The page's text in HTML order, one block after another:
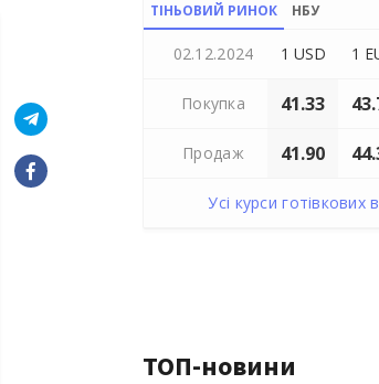
ТІНЬОВИЙ РИНОК НБУ
02.12.2024 1 USD 1
Покупка 41.33
Продаж 41.90
Усі курси готівкових
ТОП-новини